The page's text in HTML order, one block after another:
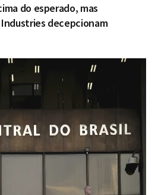
do esperado, mas
decepcionam